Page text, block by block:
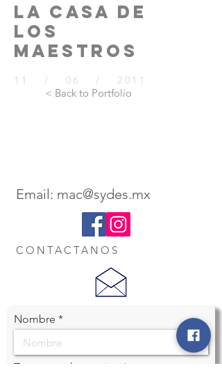
LA CASA DE
LOS
MAESTROS
11 / 06 / 2011
< Back to Portfolio
Email: mac@sydes.mx
CONTACTANOS
Nombre